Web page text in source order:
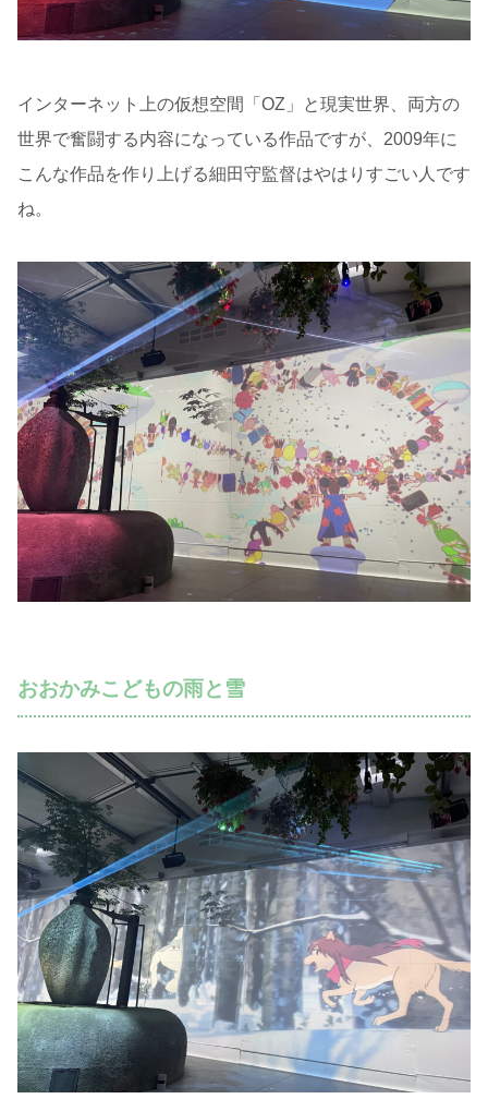
インターネット上の仮想空間「OZ」と現実世界、両方の
世界で奮闘する内容になっている作品ですが、2009年に
こんな作品を作り上げる細田守監督はやはりすごい人です
ね。
おおかみこどもの雨と雪